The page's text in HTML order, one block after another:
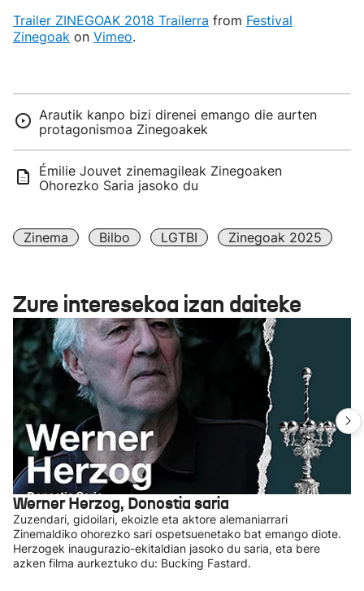
Trailer ZINEGOAK 2018 Trailerra from Festival
Zinegoak on Vimeo.
Arautik kanpo bizi direnei emango die aurten
protagonismoa Zinegoakek
Émilie Jouvet zinemagileak Zinegoaken
Ohorezko Saria jasoko du
Zinema Bilbo LGTBI Zinegoak 2025
Zure interesekoa izan daiteke
Werner Herzog, Donostia saria
Zuzendari, gidoilari, ekoizle eta aktore alemaniarrari
Zinemaldiko ohorezko sari ospetsuenetako bat emango diote.
Herzogek inaugurazio-ekitaldian jasoko du saria, eta bere
azken filma aurkeztuko du: Bucking Fastard.